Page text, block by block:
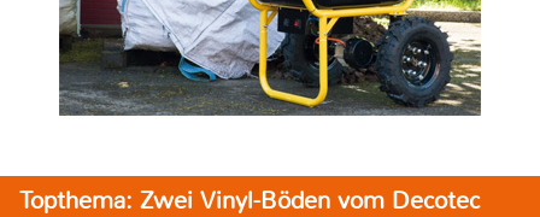
Topthema: Zwei Vinyl-Böden vom Decotec